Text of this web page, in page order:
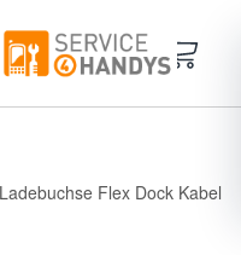
Flex Dock Kabel